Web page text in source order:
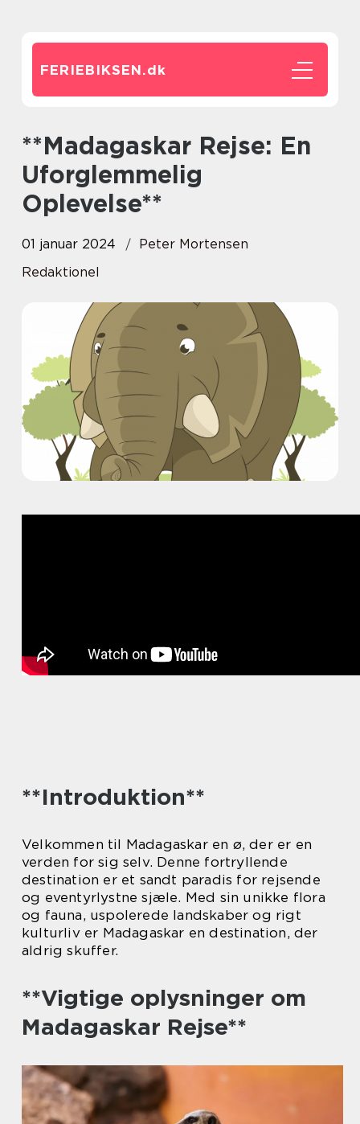
FERIEBIKSEN.dk
**Madagaskar Rejse: En
Uforglemmelig
Oplevelse**
01 januar 2024
Peter Mortensen
Redaktionel
**Introduktion**
Velkommen til Madagaskar en ø, der er en
verden for sig selv. Denne fortryllende
destination er et sandt paradis for rejsende
og eventyrlystne sjæle. Med sin unikke flora
og fauna, uspolerede landskaber og rigt
kulturliv er Madagaskar en destination, der
aldrig skuffer.
**Vigtige oplysninger om
Madagaskar Rejse**